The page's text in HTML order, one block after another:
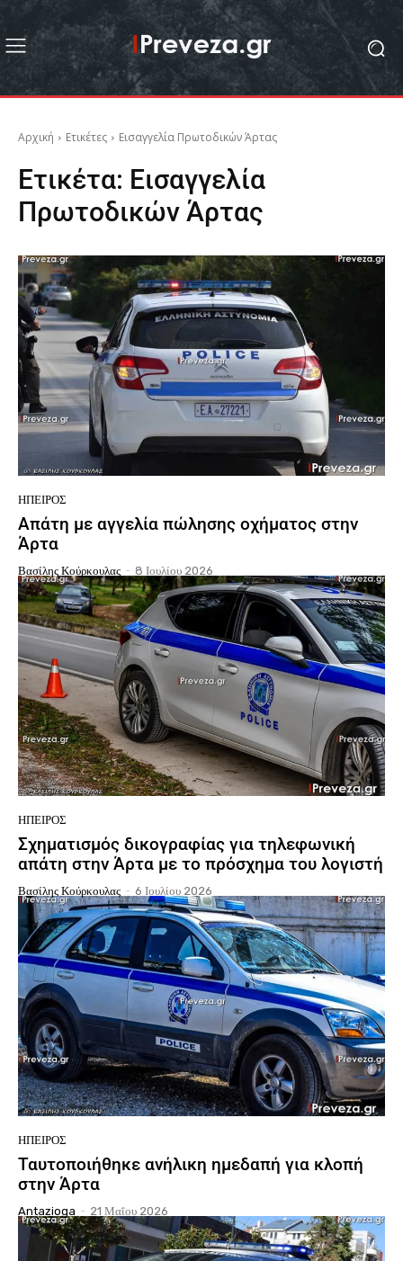
Αρχική Ετικέτες Εισαγγελία Πρωτοδικών Άρτας
Ετικέτα: Εισαγγελία
Πρωτοδικών Άρτας
ΉΠΕΙΡΟΣ
Απάτη με αγγελία πώλησης οχήματος στην
Άρτα
Βασίλης Κούρκουλας - 8 Ιουλίου 2026
ΉΠΕΙΡΟΣ
Σχηματισμός δικογραφίας για τηλεφωνική
απάτη στην Άρτα με το πρόσχημα του λογιστή
Βασίλης Κούρκουλας - 6 Ιουλίου 2026
ΉΠΕΙΡΟΣ
Ταυτοποιήθηκε ανήλικη ημεδαπή για κλοπή
στην Άρτα
Antazioga - 21 Μαΐου 2026